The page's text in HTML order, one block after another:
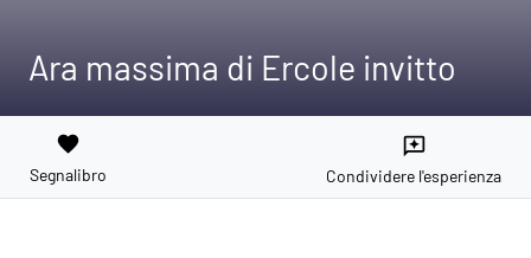
Ara massima di Ercole invitto
favorite
Segnalibro
reviews
Condividere l'esperienza